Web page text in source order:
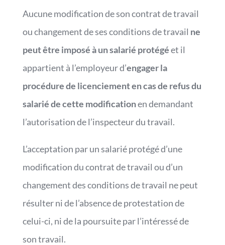
Aucune modification de son contrat de travail
ou changement de ses conditions de travail ne
peut être imposé à un salarié protégéet il
appartient à l’employeur d’engager la
procédure de licenciement en cas de refus du
salarié de cette modificationen demandant
l’autorisation de l’inspecteur du travail.
L’acceptation par un salarié protégé d’une
modification du contrat de travail ou d’un
changement des conditions de travail ne peut
résulter ni de l’absence de protestation de
celui-ci, ni de la poursuite par l’intéressé de
son travail.